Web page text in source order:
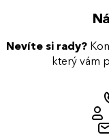
Nevíte si rady?
který vám